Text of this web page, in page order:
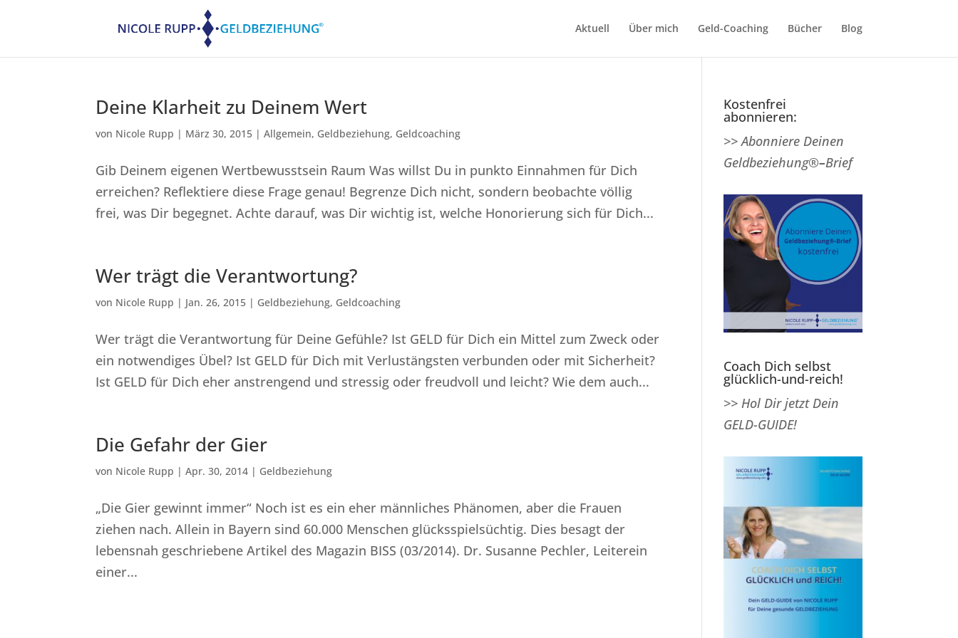
Aktuell Über mich Geld-Coaching Bücher Blog
Deine Klarheit zu Deinem Wert
von Nicole Rupp | März 30, 2015 |Allgemein, Geldbeziehung, Geldcoaching
Gib Deinem eigenen Wertbewusstsein Raum Was willst Du in punkto Einnahmen für Dich
erreichen? Reflektiere diese Frage genau! Begrenze Dich nicht, sondern beobachte völlig
frei, was Dir begegnet. Achte darauf, was Dir wichtig ist, welche Honorierung sich für Dich...
Wer trägt die Verantwortung?
von Nicole Rupp | Jan. 26, 2015 | Geldbeziehung, Geldcoaching
Wer trägt die Verantwortung für Deine Gefühle? Ist GELD für Dich ein Mittel zum Zweck oder
ein notwendiges Übel? Ist GELD für Dich mit Verlustängsten verbunden oder mit Sicherheit?
Ist GELD für Dich eher anstrengend und stressig oder freudvoll und leicht? Wie dem auch...
Die Gefahr der Gier
von Nicole Rupp |Apr. 30, 2014 | Geldbeziehung
„Die Gier gewinnt immer“ Noch ist es ein eher männliches Phänomen, aber die Frauen
ziehen nach. Allein in Bayern sind 60.000 Menschen glücksspielsüchtig. Dies besagt der
lebensnah geschriebene Artikel des Magazin BISS (03/2014). Dr. Susanne Pechler, Leiterein
einer...
Kostenfrei
abonnieren:
>> Abonniere Deinen
Geldbeziehung®–Brief
Coach Dich selbst
glücklich-und-reich!
>> Hol Dir jetzt Dein
GELD-GUIDE!